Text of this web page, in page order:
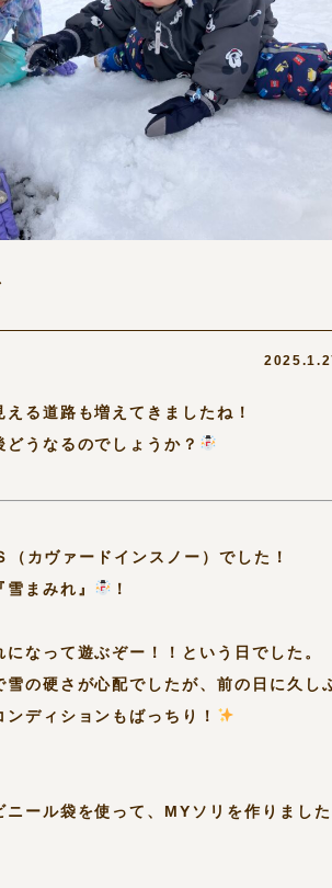
る道路も増えてきましたね！
うなるのでしょうか？
カヴァードインスノー）でした！
まみれ』
！
なって遊ぶぞー！！という日でした。
雪の硬さが心配でしたが、前の日に久し
ンディションもばっちり！
ニール袋を使って、MYソリを作りました